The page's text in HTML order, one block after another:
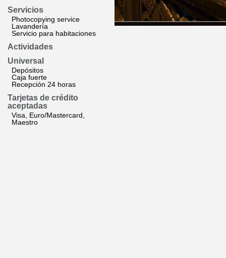
Servicios
Photocopying service
Lavandería
Servicio para habitaciones
Actividades
Universal
Depósitos
Caja fuerte
Recepción 24 horas
Tarjetas de crédito
aceptadas
Visa, Euro/Mastercard,
Maestro